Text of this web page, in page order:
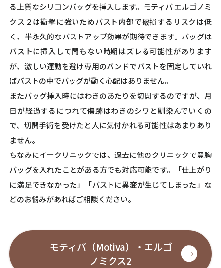
る上質なシリコンバッグを挿入します。モティバ エルゴノミ
クス２は衝撃に強いためバスト内部で破損するリスクは低
く、半永久的なバストアップ効果が期待できます。バッグは
バストに挿入して間もない時期はズレる可能性があります
が、激しい運動を避け専用のバンドでバストを固定していれ
ばバストの中でバッグが動く心配はありません。
またバッグ挿入時にはわきのあたりを切開するのですが、月
日が経過するにつれて傷跡はわきのシワと馴染んでいくの
で、切開手術を受けたと人に気付かれる可能性はあまりあり
ません。
ちなみにイークリニックでは、過去に他のクリニックで豊胸
バッグを入れたことがある方でも対応可能です。「仕上がり
に満足できなかった」「バストに異変が生じてしまった」な
どのお悩みがあればご相談ください。
モティバ（Motiva）・エルゴ
ノミクス2